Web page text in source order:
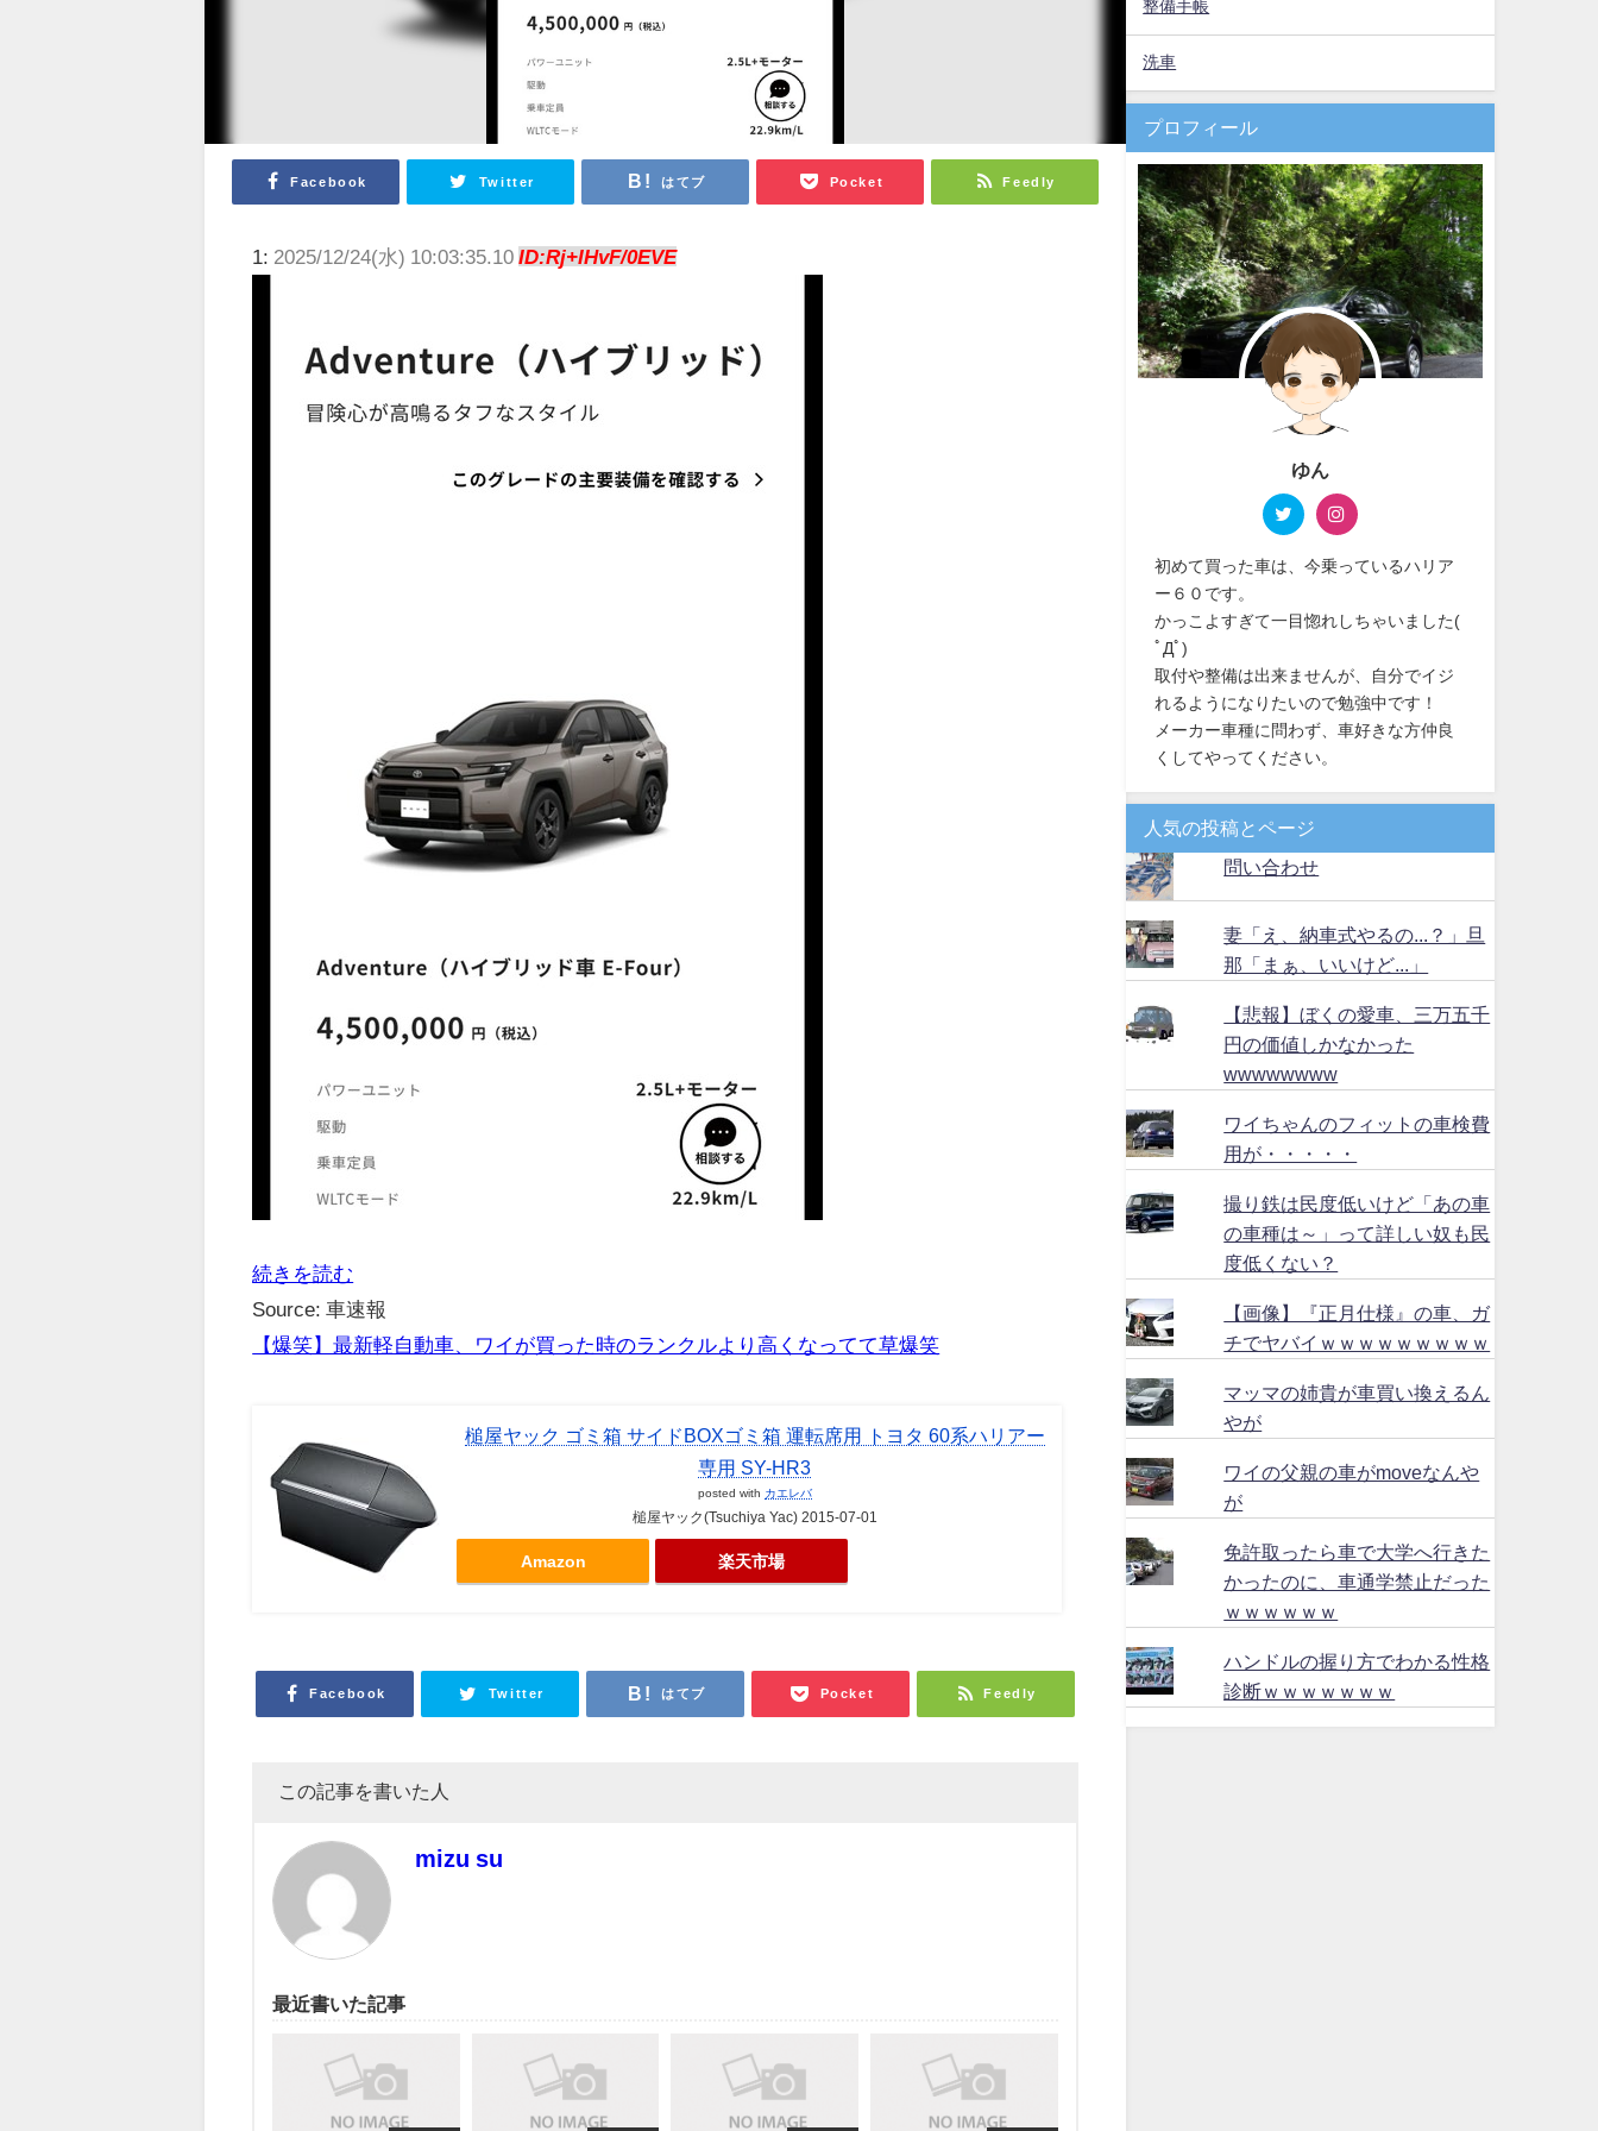
Facebook Twitter はてブ Pocket Feedly
1: 2025/12/24(水) 10:03:35.10ID:Rj+IHvF/0EVE
続きを読む
Source: 車速報
【爆笑】最新軽自動車、ワイが買った時のランクルより高くなってて草爆笑
槌屋ヤック ゴミ箱 サイドBOXゴミ箱 運転席用 トヨタ 60系ハリアー
専用 SY-HR3
posted with カエレバ
槌屋ヤック(Tsuchiya Yac) 2015-07-01
Amazon 楽天市場
Facebook Twitter はてブ Pocket Feedly
この記事を書いた人
mizu su
最近書いた記事
整備手帳
洗車
プロフィール
ゆん
初めて買った車は、今乗っているハリア
ー６０です。
かっこよすぎて一目惚れしちゃいました(
ﾟДﾟ)
取付や整備は出来ませんが、自分でイジ
れるようになりたいので勉強中です！
メーカー車種に問わず、車好きな方仲良
くしてやってください。
人気の投稿とページ
問い合わせ
妻「え、納車式やるの...？」旦
那「まぁ、いいけど...」
【悲報】ぼくの愛車、三万五千
円の価値しかなかった
wwwwwwww
ワイちゃんのフィットの車検費
用が・・・・・
撮り鉄は民度低いけど「あの車
の車種は～」って詳しい奴も民
度低くない？
【画像】『正月仕様』の車、ガ
チでヤバイｗｗｗｗｗｗｗｗｗ
マッマの姉貴が車買い換えるん
やが
ワイの父親の車がmoveなんや
が
免許取ったら車で大学へ行きた
かったのに、車通学禁止だった
ｗｗｗｗｗｗ
ハンドルの握り方でわかる性格
診断ｗｗｗｗｗｗｗ